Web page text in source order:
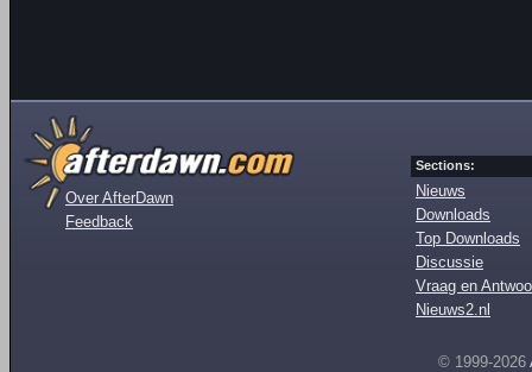
Over AfterDawn
Feedback
Sections:
Nieuws
Downloads
Top Downloads
Discussie
Vraag en
Nieuws2.nl
© 1999-2026